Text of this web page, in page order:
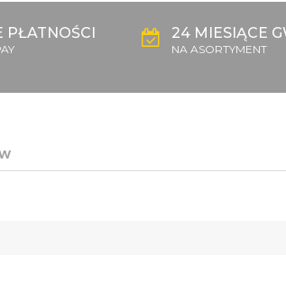
PŁATNOŚCI 24 MIESIĄCE
NA ASORTYMENT